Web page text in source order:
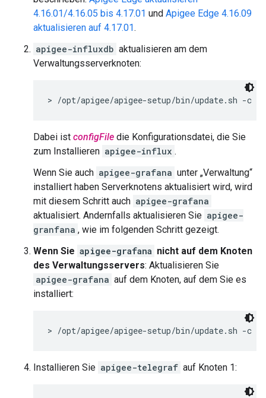
4.16.01/4.16.05 bis 4.17.01 und Apigee Edge 4.16.09
aktualisieren auf 4.17.01.
apigee-influxdb aktualisieren am dem
Verwaltungsserverknoten:
> /opt/apigee/apigee-setup/bin/update.sh -c
Dabei ist configFile die Konfigurationsdatei, die Sie
zum Installieren apigee-influx .
Wenn Sie auch apigee-grafana unter „Verwaltung“
installiert haben Serverknotens aktualisiert wird, wird
mit diesem Schritt auch apigee-grafana
aktualisiert. Andernfalls aktualisieren Sie apigee-
granfana , wie im folgenden Schritt gezeigt.
Wenn Sie apigee-grafana nicht auf dem Knoten
des Verwaltungsservers: Aktualisieren Sie
apigee-grafana auf dem Knoten, auf dem Sie es
installiert:
> /opt/apigee/apigee-setup/bin/update.sh -c
Installieren Sie apigee-telegraf auf Knoten 1: